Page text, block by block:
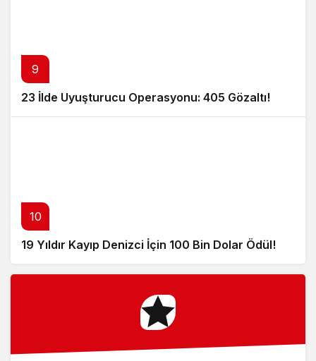
9
23 İlde Uyuşturucu Operasyonu: 405 Gözaltı!
10
19 Yıldır Kayıp Denizci İçin 100 Bin Dolar Ödül!